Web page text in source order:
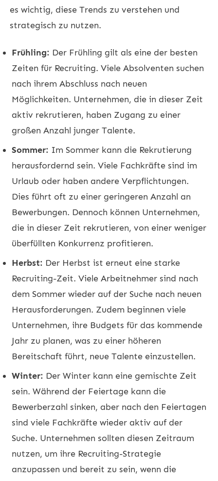
es wichtig, diese Trends zu verstehen und
strategisch zu nutzen.
Frühling: Der Frühling gilt als eine der besten
Zeiten für Recruiting. Viele Absolventen suchen
nach ihrem Abschluss nach neuen
Möglichkeiten. Unternehmen, die in dieser Zeit
aktiv rekrutieren, haben Zugang zu einer
großen Anzahl junger Talente.
Sommer: Im Sommer kann die Rekrutierung
herausfordernd sein. Viele Fachkräfte sind im
Urlaub oder haben andere Verpflichtungen.
Dies führt oft zu einer geringeren Anzahl an
Bewerbungen. Dennoch können Unternehmen,
die in dieser Zeit rekrutieren, von einer weniger
überfüllten Konkurrenz profitieren.
Herbst: Der Herbst ist erneut eine starke
Recruiting-Zeit. Viele Arbeitnehmer sind nach
dem Sommer wieder auf der Suche nach neuen
Herausforderungen. Zudem beginnen viele
Unternehmen, ihre Budgets für das kommende
Jahr zu planen, was zu einer höheren
Bereitschaft führt, neue Talente einzustellen.
Winter: Der Winter kann eine gemischte Zeit
sein. Während der Feiertage kann die
Bewerberzahl sinken, aber nach den Feiertagen
sind viele Fachkräfte wieder aktiv auf der
Suche. Unternehmen sollten diesen Zeitraum
nutzen, um ihre Recruiting-Strategie
anzupassen und bereit zu sein, wenn die